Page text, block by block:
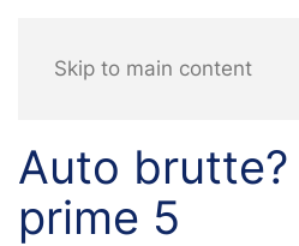
Skip to main content
Auto brutte?
prime 5